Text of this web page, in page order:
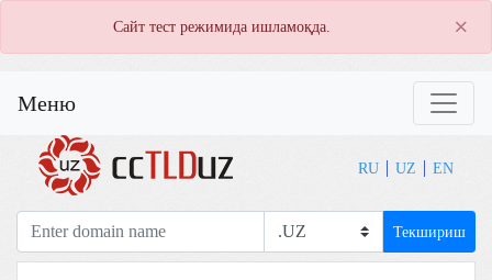
Сайт тест режимида ишламоқда. ×
Меню
RU UZ EN
Текшириш